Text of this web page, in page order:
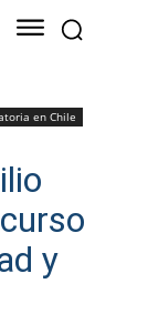
en Chile
y